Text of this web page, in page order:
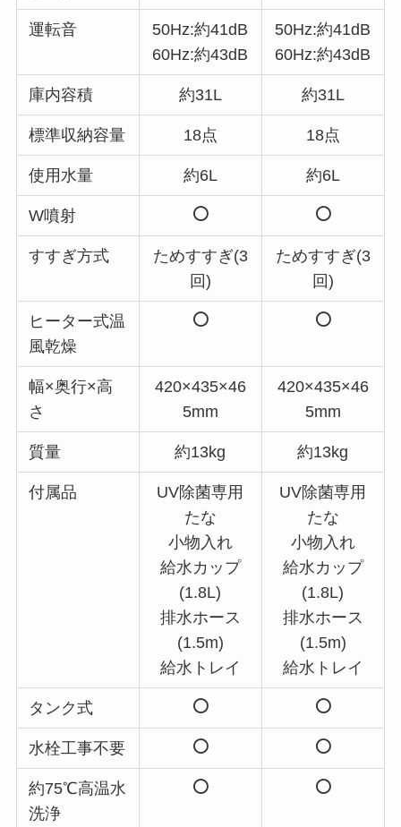
運転音
50Hz:約41dB
60Hz:約43dB
50Hz:約41dB
60Hz:約43dB
庫内容積 約31L 約31L
標準収納容量 18点 18点
使用水量 約6L 約6L
W噴射
すすぎ方式
ためすすぎ(3
回)
ためすすぎ(3
回)
ヒーター式温
風乾燥
幅×奥行×高
さ
420×435×46
5mm
420×435×46
5mm
質量 約13kg 約13kg
付属品
UV除菌専用
たな
小物入れ
給水カップ
(1.8L)
排水ホース
(1.5m)
給水トレイ
UV除菌専用
たな
小物入れ
給水カップ
(1.8L)
排水ホース
(1.5m)
給水トレイ
タンク式
水栓工事不要
約75℃高温水
洗浄